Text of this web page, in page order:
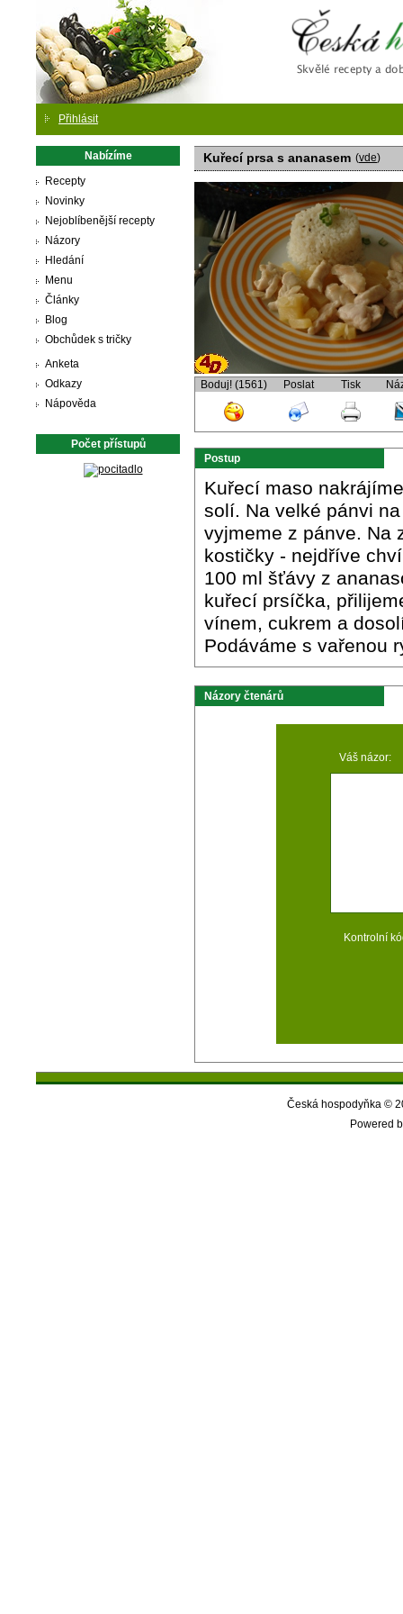
Přihlásit
Nabízíme
Recepty
Novinky
Nejoblíbenější recepty
Názory
Hledání
Menu
Články
Blog
Obchůdek s tričky
Anketa
Odkazy
Nápověda
Počet přístupů
Kuřecí prsa s ananasem (vde)
Boduj! (1561) Poslat Tisk
Postup
Kuřecí maso
solí. Na velké pánvi
vyjmeme z pánve. Na
kostičky - nejdříve
100 ml šťávy z
kuřecí prsíčka,
vínem, cukrem a
Podáváme s vařenou
Názory čtenárů
Váš názor:
Kontrolní
Česká hospodyňka ©
Powered